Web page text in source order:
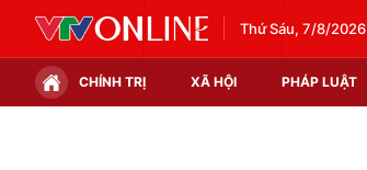
Thứ Sáu, 7/8/2026
CHÍNH TRỊ XÃ HỘI PHÁP LUẬT